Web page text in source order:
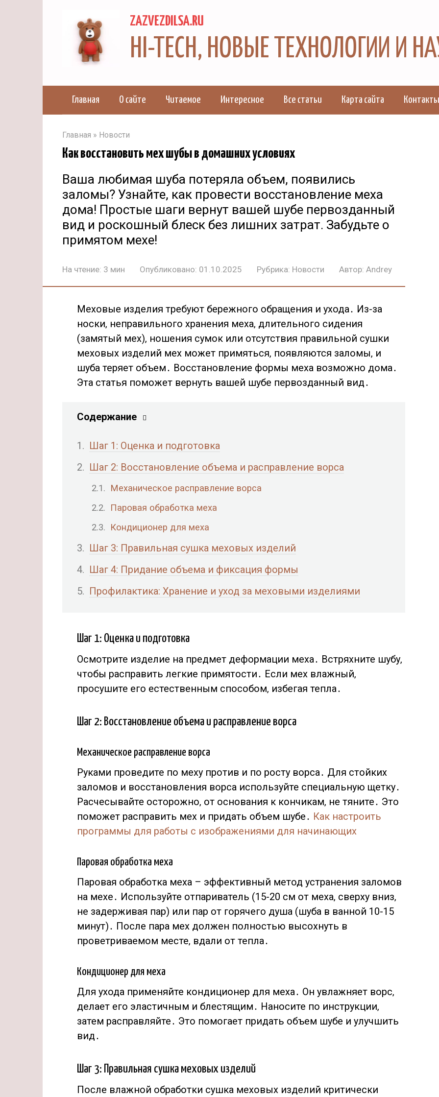
ZAZVEZDILSA.RU
HI-TECH, НОВЫЕ ТЕХНОЛОГИИ И
Главная О сайте Читаемое Интересное Все статьи Карта сайта Контакты
Главная » Новости
Как восстановить мех шубы в домашних условиях
Ваша любимая шуба потеряла объем, появились
заломы? Узнайте, как провести восстановление меха
дома! Простые шаги вернут вашей шубе первозданный
вид и роскошный блеск без лишних затрат. Забудьте о
примятом мехе!
На чтение: 3 мин Опубликовано: 01.10.2025 Рубрика: Новости Автор: Andrey
Меховые изделия требуют бережного обращения и ухода․ Из-за
носки‚ неправильного хранения меха‚ длительного сидения
(замятый мех)‚ ношения сумок или отсутствия правильной сушки
меховых изделий мех может примяться‚ появляются заломы‚ и
шуба теряет объем․ Восстановление формы меха возможно дома․
Эта статья поможет вернуть вашей шубе первозданный вид․
Содержание
Шаг 1: Оценка и подготовка
Шаг 2: Восстановление объема и расправление ворса
Механическое расправление ворса
Паровая обработка меха
Кондиционер для меха
Шаг 3: Правильная сушка меховых изделий
Шаг 4: Придание объема и фиксация формы
Профилактика: Хранение и уход за меховыми изделиями
Шаг 1: Оценка и подготовка
Осмотрите изделие на предмет деформации меха․ Встряхните шубу‚
чтобы расправить легкие примятости․ Если мех влажный‚
просушите его естественным способом‚ избегая тепла․
Шаг 2: Восстановление объема и расправление ворса
Механическое расправление ворса
Руками проведите по меху против и по росту ворса․ Для стойких
заломов и восстановления ворса используйте специальную щетку․
Расчесывайте осторожно‚ от основания к кончикам‚ не тяните․ Это
поможет расправить мех и придать объем шубе․ Как настроить
программы для работы с изображениями для начинающих
Паровая обработка меха
Паровая обработка меха – эффективный метод устранения заломов
на мехе․ Используйте отпариватель (15-20 см от меха‚ сверху вниз‚
не задерживая пар) или пар от горячего душа (шуба в ванной 10-15
минут)․ После пара мех должен полностью высохнуть в
проветриваемом месте‚ вдали от тепла․
Кондиционер для меха
Для ухода применяйте кондиционер для меха․ Он увлажняет ворс‚
делает его эластичным и блестящим․ Наносите по инструкции‚
затем расправляйте․ Это помогает придать объем шубе и улучшить
вид․
Шаг 3: Правильная сушка меховых изделий
После влажной обработки сушка меховых изделий критически